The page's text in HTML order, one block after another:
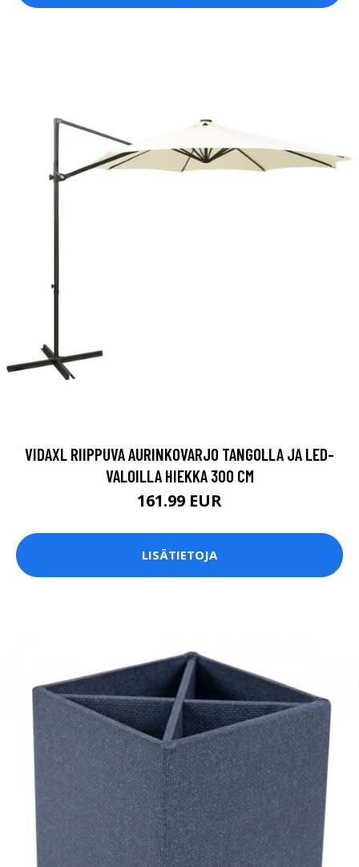
VIDAXL RIIPPUVA AURINKOVARJO TANGOLLA JA LED-
VALOILLA HIEKKA 300 CM
161.99 EUR
LISÄTIETOJA